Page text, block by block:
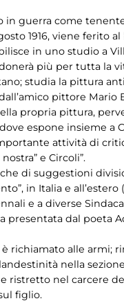
guerra come
1916, viene ferito
in uno studio a
più per tutta la
studia la pittura
pittore Mario
propria pittura,
espone insieme
attività di
e Circoli”.
di suggestioni
in Italia e
e a diverse
presentata dal poeta
richiamato alle armi;
nella
ristretto nel carcere
figlio.